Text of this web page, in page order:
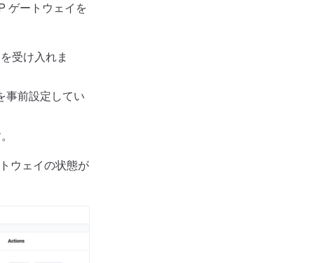
ゲートウェイを
受け入れま
事前設定してい
ウェイの状態が